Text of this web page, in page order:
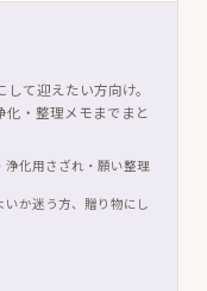
て迎えたい方向け。
化・整理メモまでまと
浄化用さざれ・願い整理
か迷う方、贈り物にし